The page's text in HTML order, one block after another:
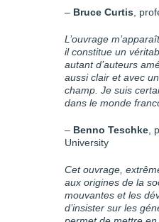
– Bruce Curtis,
L’ouvrage
il constitue un
autant d’auteurs
aussi clair et avec
champ. Je suis
dans le monde
– Benno Teschke,
University
Cet ouvrage,
aux origines de la
mouvantes et les
d’insister sur les